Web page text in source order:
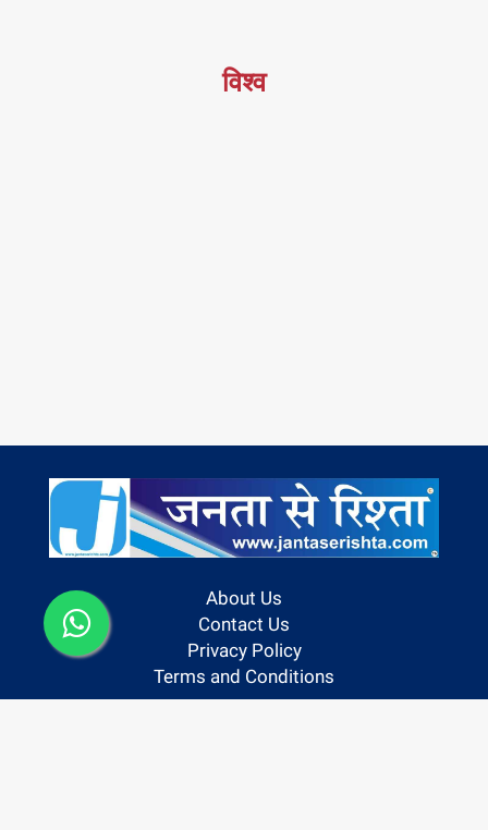
विश्व
About Us
Contact Us
Privacy Policy
Terms and Conditions